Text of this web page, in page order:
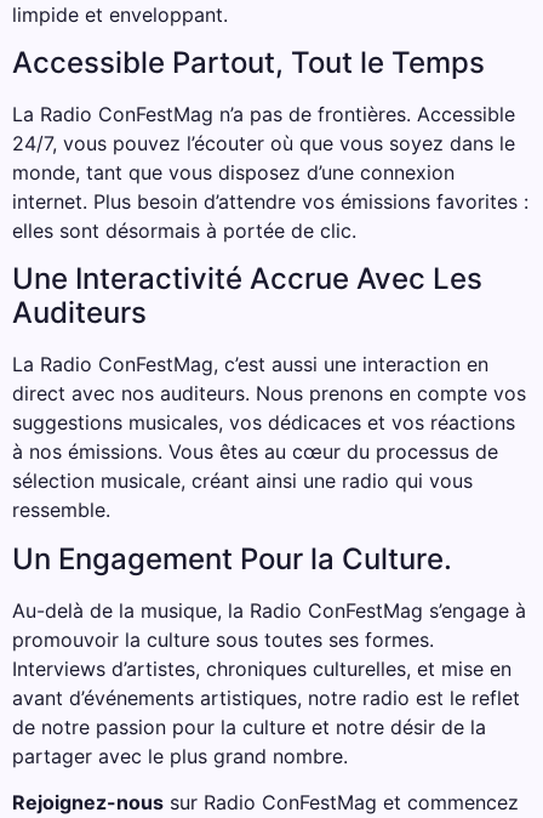
limpide et enveloppant.
Accessible Partout, Tout le Temps
La Radio ConFestMag n’a pas de frontières. Accessible
24/7, vous pouvez l’écouter où que vous soyez dans le
monde, tant que vous disposez d’une connexion
internet. Plus besoin d’attendre vos émissions favorites :
elles sont désormais à portée de clic.
Une Interactivité Accrue Avec Les
Auditeurs
La Radio ConFestMag, c’est aussi une interaction en
direct avec nos auditeurs. Nous prenons en compte vos
suggestions musicales, vos dédicaces et vos réactions
à nos émissions. Vous êtes au cœur du processus de
sélection musicale, créant ainsi une radio qui vous
ressemble.
Un Engagement Pour la Culture.
Au-delà de la musique, la Radio ConFestMag s’engage à
promouvoir la culture sous toutes ses formes.
Interviews d’artistes, chroniques culturelles, et mise en
avant d’événements artistiques, notre radio est le reflet
de notre passion pour la culture et notre désir de la
partager avec le plus grand nombre.
Rejoignez-nous sur Radio ConFestMag et commencez